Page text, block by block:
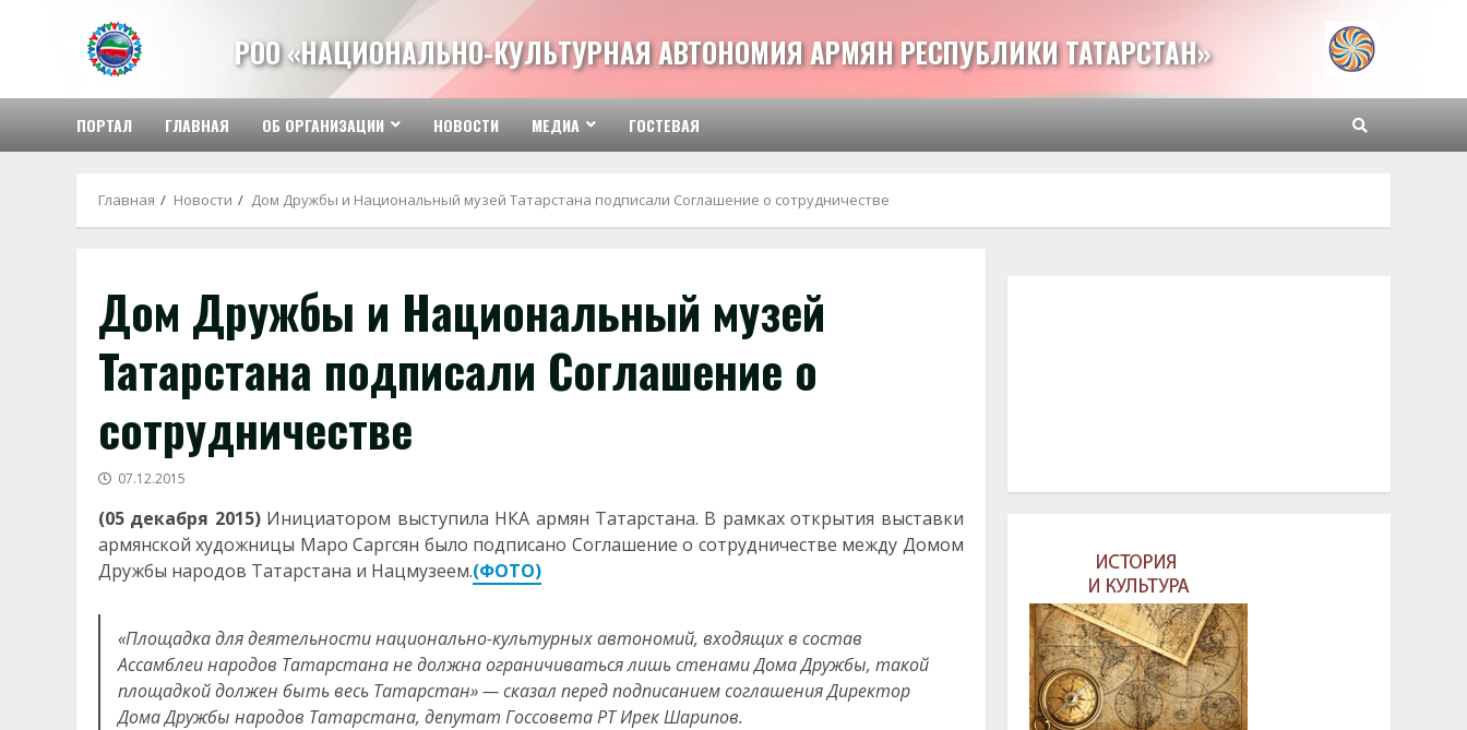
содержимому
РОО «НАЦИОНАЛЬНО-КУЛЬТУРНАЯ АВТОНОМИЯ АРМЯН РЕСПУБЛИКИ ТАТАРСТАН»
ПОРТАЛ ГЛАВНАЯ ОБ ОРГАНИЗАЦИИ НОВОСТИ МЕДИА ГОСТЕВАЯ
Главная Новости Дом Дружбы и Национальный музей Татарстана подписали Соглашение о сотрудничестве
Дом Дружбы и Национальный музей
Татарстана подписали Соглашение о
сотрудничестве
07.12.2015
(05 декабря 2015)Инициатором выступила НКА армян Татарстана. В рамках открытия выставки
армянской художницы Маро Саргсян было подписано Соглашение о сотрудничестве между Домом
Дружбы народов Татарстана и Нацмузеем.(ФОТО)
«Площадка для деятельности национально-культурных автономий, входящих в состав
Ассамблеи народов Татарстана не должна ограничиваться лишь стенами Дома Дружбы, такой
площадкой должен быть весь Татарстан» — сказал перед подписанием соглашения Директор
Дома Дружбы народов Татарстана, депутат Госсовета РТ Ирек Шарипов.